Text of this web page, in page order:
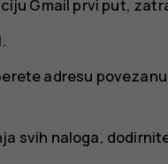
Gmail prvi put,
.
adresu
svih naloga,